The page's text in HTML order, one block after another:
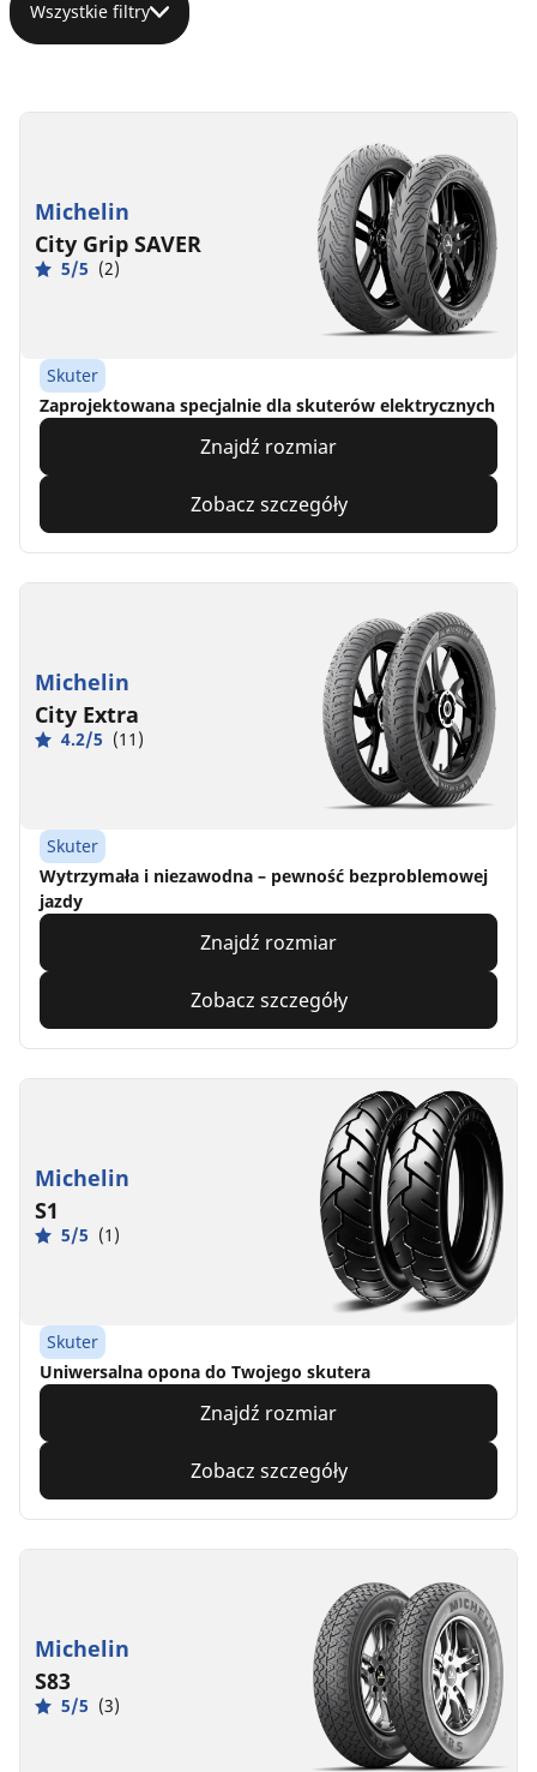
Wszystkie filtry
Michelin
City Grip SAVER
5/5 (2)
Skuter
Zaprojektowana specjalnie dla skuterów elektrycznych
Znajdź rozmiar
Zobacz szczegóły
Michelin
City Extra
4.2/5 (11)
Skuter
Wytrzymała i niezawodna – pewność bezproblemowej
jazdy
Znajdź rozmiar
Zobacz szczegóły
Michelin
S1
5/5 (1)
Skuter
Uniwersalna opona do Twojego skutera
Znajdź rozmiar
Zobacz szczegóły
Michelin
S83
5/5 (3)